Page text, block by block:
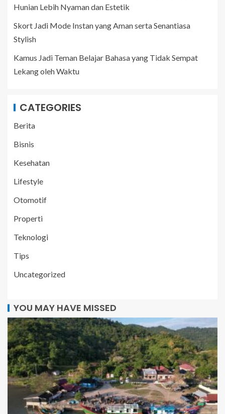
Hunian Lebih Nyaman dan Estetik
Skort Jadi Mode Instan yang Aman serta Senantiasa
Stylish
Kamus Jadi Teman Belajar Bahasa yang Tidak Sempat
Lekang oleh Waktu
CATEGORIES
Berita
Bisnis
Kesehatan
Lifestyle
Otomotif
Properti
Teknologi
Tips
Uncategorized
YOU MAY HAVE MISSED